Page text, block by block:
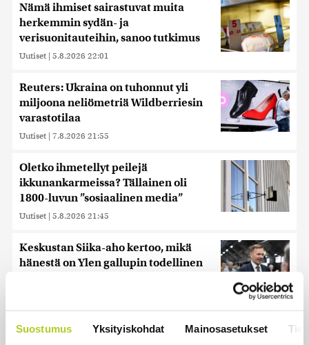
Suostumus Yksityiskohdat Mainosasetukset
Nämä ihmiset sairastuvat muita
herkemmin sydän- ja
verisuonitauteihin, sanoo tutkimus
Uutiset | 5.8.2026 22:01
Reuters: Ukraina on tuhonnut yli
miljoona neliömetriä Wildberriesin
varastotilaa
Uutiset | 7.8.2026 21:55
Oletko ihmetellyt peilejä
ikkunankarmeissa? Tällainen oli
1800-luvun ”sosiaalinen media”
Uutiset | 5.8.2026 21:45
Keskustan Siika-aho kertoo, mikä
hänestä on Ylen gallupin todellinen
Uutiset | 6.8.2026 11:56